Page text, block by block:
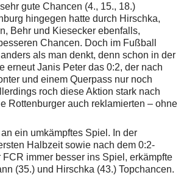
gute Chancen (4., 15., 18.)
hingegen hatte durch Hirschka,
Behr und Kiesecker ebenfalls,
Chancen. Doch im Fußball
als man denkt, denn schon in der
erneut Janis Peter das 0:2, der nach
und einem Querpass nur noch
roch diese Aktion stark nach
Rottenburger auch reklamierten – ohne
ein umkämpftes Spiel. In der
Halbzeit sowie nach dem 0:2-
FCR immer besser ins Spiel, erkämpfte
(35.) und Hirschka (43.) Topchancen.